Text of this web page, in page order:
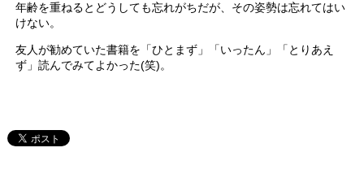
年齢を重ねるとどうしても忘れがちだが、その姿勢は忘れてはい
けない。
友人が勧めていた書籍を「ひとまず」「いったん」「とりあえ
ず」読んでみてよかった(笑)。